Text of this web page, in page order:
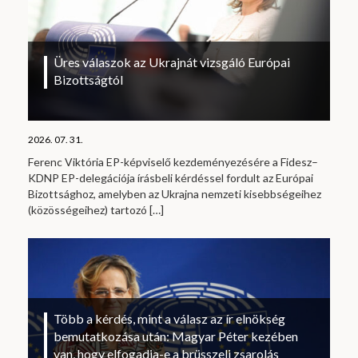
Üres válaszok az Ukrajnát vizsgáló Európai
Bizottságtól
2026. 07. 31.
Ferenc Viktória EP-képviselő kezdeményezésére a Fidesz–
KDNP EP-delegációja írásbeli kérdéssel fordult az Európai
Bizottsághoz, amelyben az Ukrajna nemzeti kisebbségeihez
(közösségeihez) tartozó […]
Több a kérdés, mint a válasz az ír elnökség
bemutatkozása után: Magyar Péter kezében
van, hogy elfogadja-e a brüsszeli zsarolás